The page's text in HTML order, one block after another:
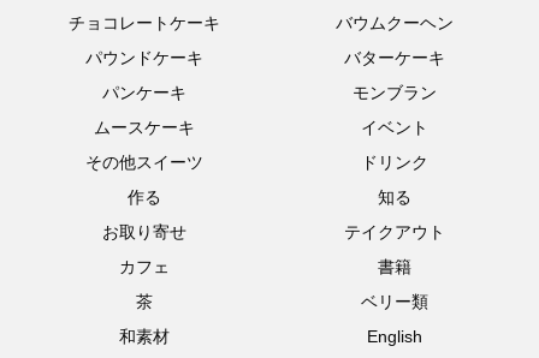
チョコレートケーキ
バウムクーヘン
パウンドケーキ
バターケーキ
パンケーキ
モンブラン
ムースケーキ
イベント
その他スイーツ
ドリンク
作る
知る
お取り寄せ
テイクアウト
カフェ
書籍
茶
ベリー類
和素材
English